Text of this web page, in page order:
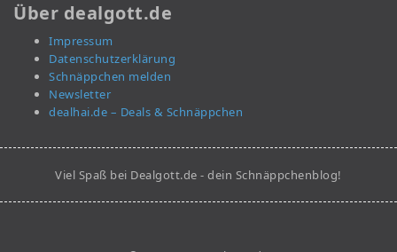
Über dealgott.de
Impressum
Datenschutzerklärung
Schnäppchen melden
Newsletter
dealhai.de – Deals & Schnäppchen
Viel Spaß bei Dealgott.de - dein Schnäppchenblog!